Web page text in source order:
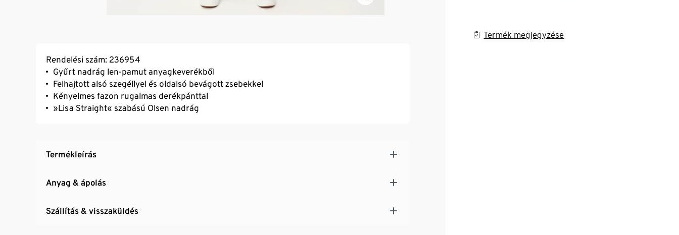
Termék megjegyzése
Rendelési szám: 236954
Gyűrt nadrág len-pamut anyagkeverékből
Felhajtott alsó szegéllyel és oldalsó bevágott zsebekkel
Kényelmes fazon rugalmas derékpánttal
»Lisa Straight« szabású Olsen nadrág
Termékleírás
Anyag & ápolás
Szállítás & visszaküldés